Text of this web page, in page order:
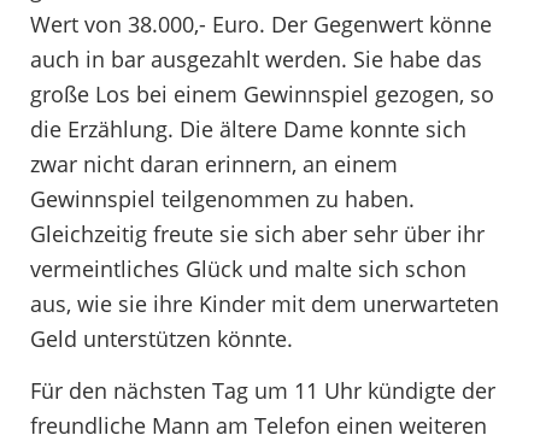
Wert von 38.000,- Euro. Der Gegenwert könne
auch in bar ausgezahlt werden. Sie habe das
große Los bei einem Gewinnspiel gezogen, so
die Erzählung. Die ältere Dame konnte sich
zwar nicht daran erinnern, an einem
Gewinnspiel teilgenommen zu haben.
Gleichzeitig freute sie sich aber sehr über ihr
vermeintliches Glück und malte sich schon
aus, wie sie ihre Kinder mit dem unerwarteten
Geld unterstützen könnte.
Für den nächsten Tag um 11 Uhr kündigte der
freundliche Mann am Telefon einen weiteren